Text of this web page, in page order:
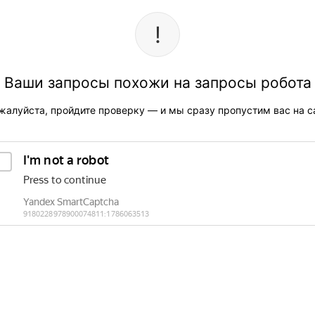
Ваши запросы похожи на запросы робота
пройдите проверку — и мы сразу пропустим вас на